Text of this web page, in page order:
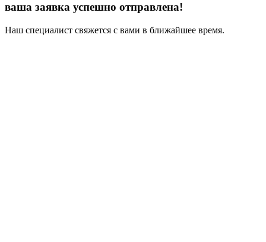
ваша заявка успешно отправлена!
Наш специалист свяжется с вами в ближайшее время.